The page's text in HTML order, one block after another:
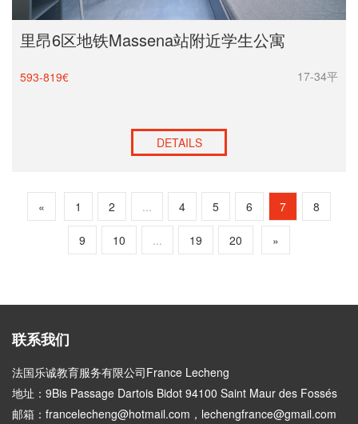
里昂6区地铁Massena站附近学生公寓
593-819€ 17-34平
DETAILS
« 1 2 ... 4 5 6 7 8
9 10 ... 19 20 »
联系我们
法国乐诚教育服务有限公司France Lecheng
地址：9Bis Passage Dartois Bidot 94100 Saint Maur des Fossés
邮箱：francelecheng@hotmail.com，lechengfrance@gmail.com